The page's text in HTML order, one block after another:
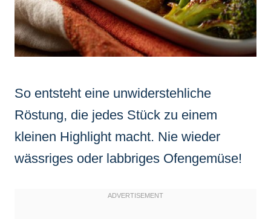
So entsteht eine unwiderstehliche
Röstung, die jedes Stück zu einem
kleinen Highlight macht. Nie wieder
wässriges oder labbriges Ofengemüse!